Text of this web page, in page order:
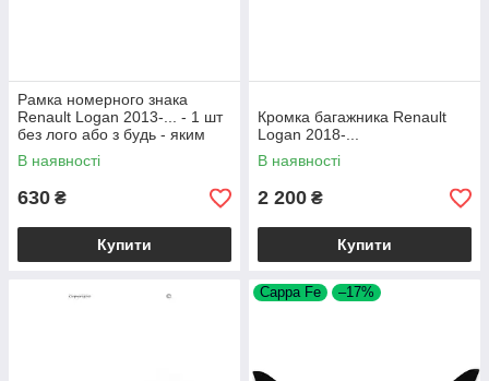
Рамка номерного знака
Renault Logan 2013-... - 1 шт
без лого або з будь - яким
Вашим лого
В наявності
630 ₴
Купити
Кромка багажника Renault
Logan 2018-...
В наявності
2 200 ₴
Купити
Cappa Fe –17%